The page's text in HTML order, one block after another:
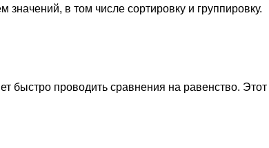
в том числе сортировку и группировку.
быстро проводить сравнения на равенство.